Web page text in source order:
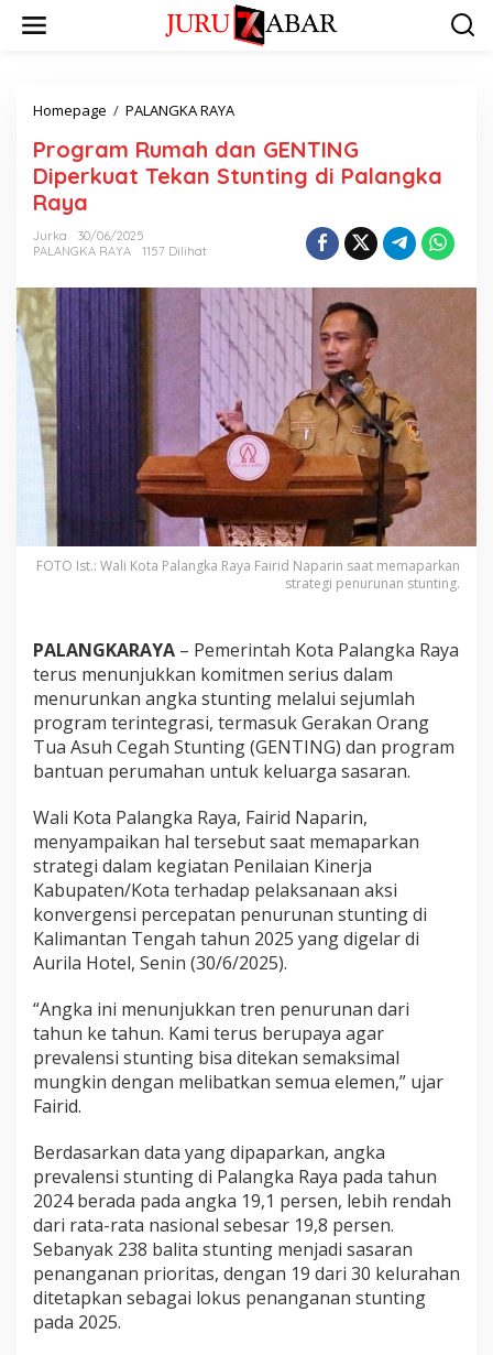
Homepage / PALANGKA RAYA
Program Rumah dan GENTING
Diperkuat Tekan Stunting di Palangka
Raya
Jurka
30/06/2025
PALANGKA RAYA
1157 Dilihat
FOTO Ist.: Wali Kota Palangka Raya Fairid Naparin saat memaparkan
strategi penurunan stunting.
PALANGKARAYA – Pemerintah Kota Palangka Raya
terus menunjukkan komitmen serius dalam
menurunkan angka stunting melalui sejumlah
program terintegrasi, termasuk Gerakan Orang
Tua Asuh Cegah Stunting (GENTING) dan program
bantuan perumahan untuk keluarga sasaran.
Wali Kota Palangka Raya, Fairid Naparin,
menyampaikan hal tersebut saat memaparkan
strategi dalam kegiatan Penilaian Kinerja
Kabupaten/Kota terhadap pelaksanaan aksi
konvergensi percepatan penurunan stunting di
Kalimantan Tengah tahun 2025 yang digelar di
Aurila Hotel, Senin (30/6/2025).
“Angka ini menunjukkan tren penurunan dari
tahun ke tahun. Kami terus berupaya agar
prevalensi stunting bisa ditekan semaksimal
mungkin dengan melibatkan semua elemen,” ujar
Fairid.
Berdasarkan data yang dipaparkan, angka
prevalensi stunting di Palangka Raya pada tahun
2024 berada pada angka 19,1 persen, lebih rendah
dari rata-rata nasional sebesar 19,8 persen.
Sebanyak 238 balita stunting menjadi sasaran
penanganan prioritas, dengan 19 dari 30 kelurahan
ditetapkan sebagai lokus penanganan stunting
pada 2025.